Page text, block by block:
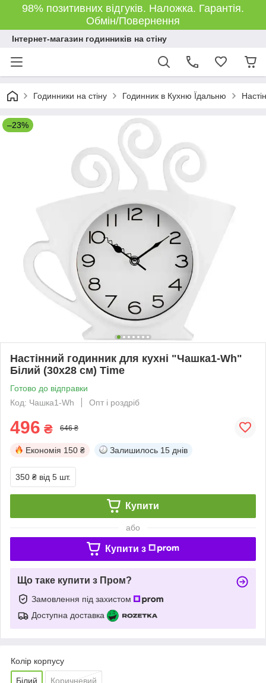
98% позитивних відгуків. Наложка. Гарантія.
Обмін/Повернення
Інтернет-магазин годинників на стіну
Годинники на стіну Годинник в Кухню Їдальню
–23%
Настінний годинник для кухні "Чашка1-Wh"
Білий (30х28 см) Time
Готово до відправки
Код: Чашка1-Wh
Опт і роздріб
496 ₴ 646 ₴
Економія 150 ₴ Залишилось 15 днів
350 ₴ від 5 шт.
Купити
або
Купити з
Що таке купити з Пром?
Замовлення під захистом
Доступна доставка
Колір корпусу
Білий Коричневий